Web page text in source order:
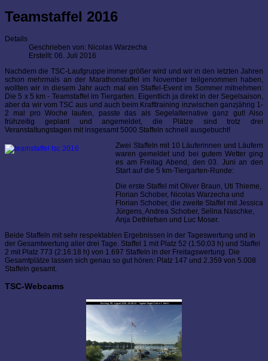
Teamstaffel 2016
Details
Geschrieben von: Nicolas Warzecha
Erstellt: 06. Juli 2016
Nachdem die TSC-Laufgruppe immer größer wird und wir in den letzten Jahren
schon mehrmals an der Marathonstaffel im November teilgenommen haben,
wollten wir in diesem Jahr auch mal ein Staffel-Event im Sommer mitnehmen:
Die 5 x 5 km - Teamstaffel im Tiergarten. Eigentlich ja direkt in der Segelsaison,
aber da wir vom TSC aus und auch beim Krafttraining inzwischen ganzjährig 1-
2 mal pro Woche laufen, passte das als Segelalternative ganz gut! Also
frühzeitig geplant und angemeldet, die Plätze sind trotz drei
Veranstaltungstagen mit insgesamt 5000 Staffeln schnell ausgebucht!
Zwei Staffeln mit 10 Läuferinnen und Läufern
waren gemeldet und bei gutem Wetter ging
es am Freitag Abend, den 03. Juni an den
Start auf die 5 km-Tiergarten-Runde:
Die erste Staffel mit Oliver Braun, Uti Thieme,
Florian Schober, Nicolas Warzecha und
Florian Schober, die zweite Staffel mit Jessica
Jürgens, Andrea Schober, Selina Naschke,
Anja Dethlefsen und Luc Moser.
Beide Staffeln mit sehr respektablen Ergebnissen in der Tageswertung und in
der Gesamtwertung aller drei Tage. Staffel 1 mit Platz 52 (1:50:03 h) und Staffel
2 mit Platz 773 (2:16:18 h) von 1.697 Staffeln in der Freitagswertung. Die
Gesamtplätze lassen sich genau so gut hören: Platz 147 und 2.359 von 5.008
Staffeln gesamt.
TSC-Webcams